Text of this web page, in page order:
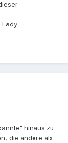
Lady
hinaus zu
die andere als